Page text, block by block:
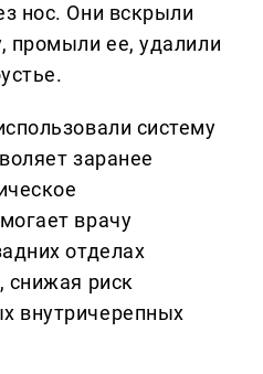
нос. Они вскрыли
промыли ее, удалили
систему
заранее
врачу
отделах
снижая риск
внутричерепных